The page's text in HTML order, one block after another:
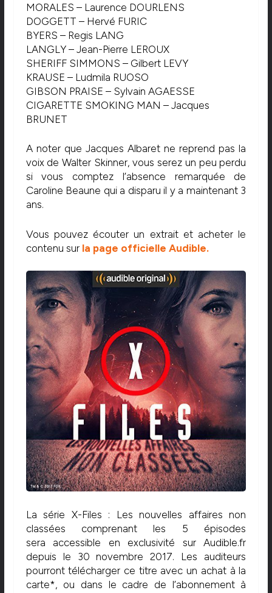
MORALES – Laurence DOURLENS
DOGGETT – Hervé FURIC
BYERS – Regis LANG
LANGLY – Jean-Pierre LEROUX
SHERIFF SIMMONS – Gilbert LEVY
KRAUSE – Ludmila RUOSO
GIBSON PRAISE – Sylvain AGAESSE
CIGARETTE SMOKING MAN – Jacques
BRUNET
A noter que Jacques Albaret ne reprend pas la
voix de Walter Skinner, vous serez un peu perdu
si vous comptez l’absence remarquée de
Caroline Beaune qui a disparu il y a maintenant 3
ans.
Vous pouvez écouter un extrait et acheter le
contenu surla page officielle Audible.
La série X-Files : Les nouvelles affaires non
classées comprenant les 5 épisodes
sera accessible en exclusivité sur Audible.fr
depuis le 30 novembre 2017. Les auditeurs
pourront télécharger ce titre avec un achat à la
carte*, ou dans le cadre de l’abonnement à